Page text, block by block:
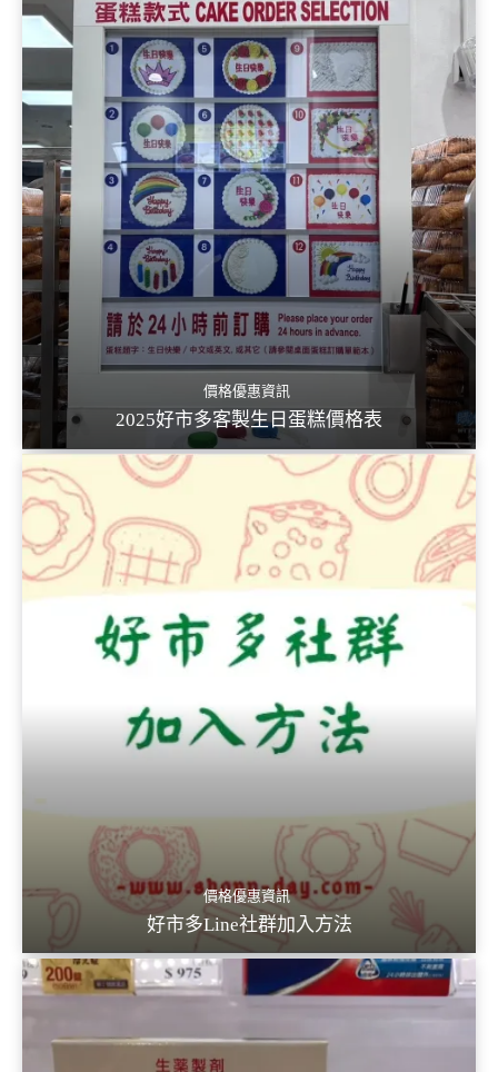
價格優惠資訊
2025好市多客製生日蛋糕價格表
價格優惠資訊
好市多Line社群加入方法